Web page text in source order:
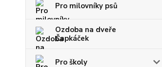
Pro milovníky psů
Ozdoba na dveře
Čapkáček
Pro školy